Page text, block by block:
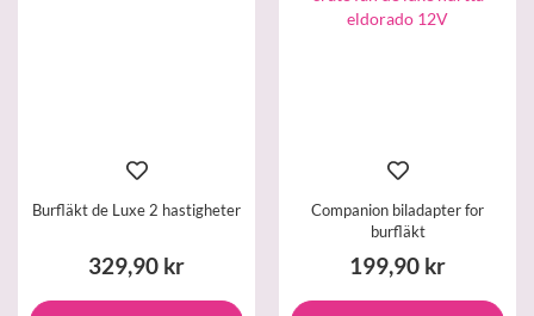
Burfläkt de Luxe 2 hastigheter
329,90 kr
Companion biladapter for
burfläkt
199,90 kr